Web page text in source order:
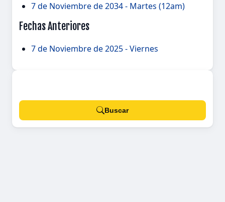
7 de Noviembre de 2034 - Martes (12am)
Fechas Anteriores
7 de Noviembre de 2025 - Viernes
Buscar